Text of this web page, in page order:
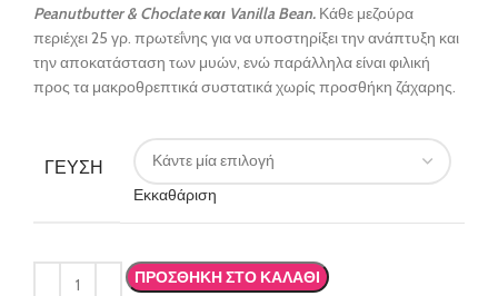
Peanutbutter & Choclate και Vanilla Bean. Κάθε μεζούρα
περιέχει 25 γρ. πρωτεΐνης για να υποστηρίξει την ανάπτυξη και
την αποκατάσταση των μυών, ενώ παράλληλα είναι φιλική
προς τα μακροθρεπτικά συστατικά χωρίς προσθήκη ζάχαρης.
ΓΕΥΣΗ
Εκκαθάριση
ΠΡΟΣΘΉΚΗ ΣΤΟ ΚΑΛΆΘΙ